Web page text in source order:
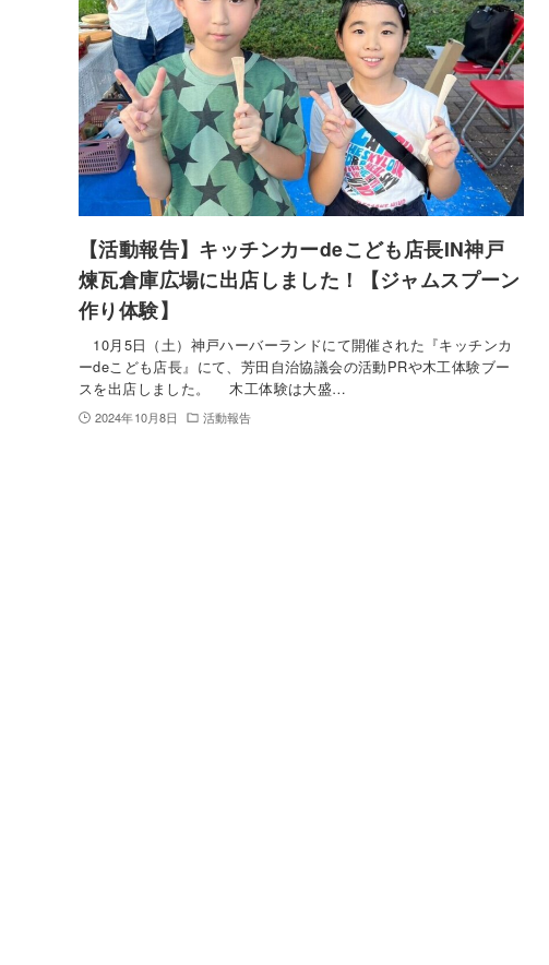
【活動報告】キッチンカーdeこども店長IN神戸
煉瓦倉庫広場に出店しました！【ジャムスプーン
作り体験】
10月5日（土）神戸ハーバーランドにて開催された『キッチンカ
ーdeこども店長』にて、芳田自治協議会の活動PRや木工体験ブー
スを出店しました。 木工体験は大盛…
2024年10月8日 活動報告